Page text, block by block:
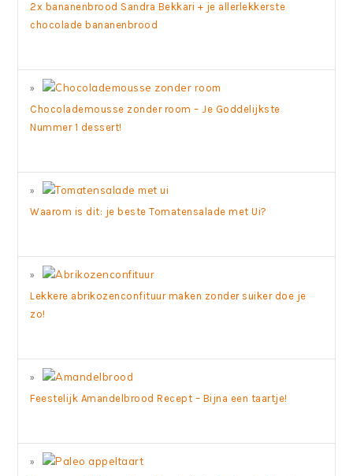
2x bananenbrood Sandra Bekkari + je allerlekkerste
chocolade bananenbrood
Chocolademousse zonder room – Je Goddelijkste
Nummer 1 dessert!
Waarom is dit: je beste Tomatensalade met Ui?
Lekkere abrikozenconfituur maken zonder suiker doe je
zo!
Feestelijk Amandelbrood Recept – Bijna een taartje!